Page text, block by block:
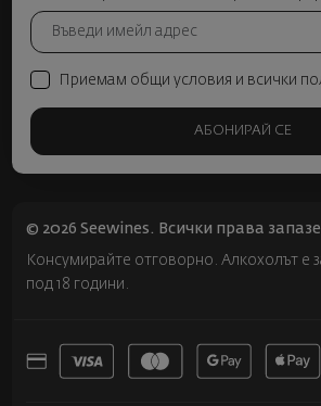
Приемам общи условия и всички
АБОНИРАЙ СЕ
© 2026 Seewines. Всички права
Консумирайте отговорно. Алкохолът е
под 18 години.